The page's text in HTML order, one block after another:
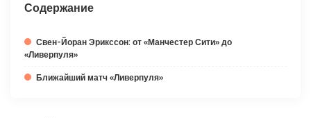
Содержание
Свен-Йоран Эрикссон: от «Манчестер Сити» до
«Ливерпуля»
Ближайший матч «Ливерпуля»